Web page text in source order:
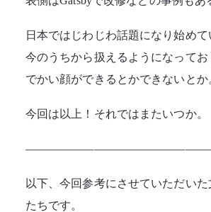
日本ではじわじわ話題になり始め
今のうちから扱えるようになってお
でかい顔ができるとかできないとか
今回は以上！それではまたいつか。
以下、今回参考にさせていただい
たちです。